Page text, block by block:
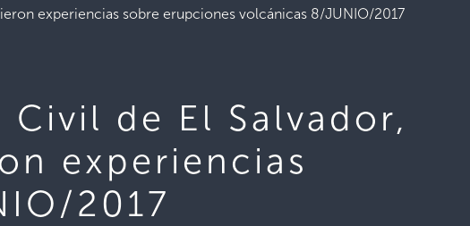
experiencias sobre erupciones volcánicas 8/JUNIO/2017
de El Salvador,
experiencias
2017